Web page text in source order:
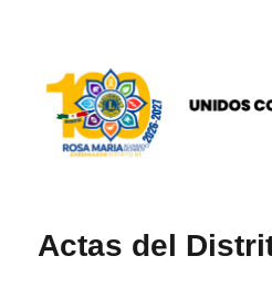
DISTRITO B3 /
Actas del